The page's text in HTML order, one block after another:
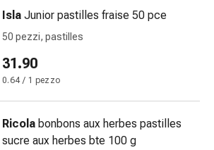
Isla Junior pastilles fraise 50 pce
50 pezzi, pastilles
31.90
0.64 / 1 pezzo
Ricola bonbons aux herbes pastilles
sucre aux herbes bte 100 g